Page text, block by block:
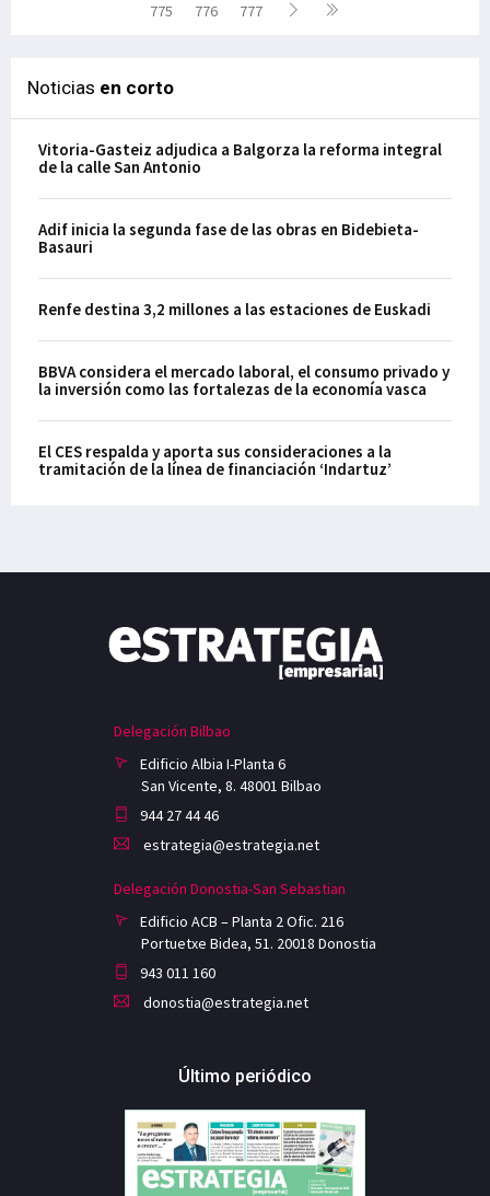
775
776 777
Noticias en corto
Vitoria-Gasteiz adjudica a Balgorza la reforma integral
de la calle San Antonio
Adif inicia la segunda fase de las obras en Bidebieta-
Basauri
Renfe destina 3,2 millones a las estaciones de Euskadi
BBVA considera el mercado laboral, el consumo privado y
la inversión como las fortalezas de la economía vasca
El CES respalda y aporta sus consideraciones a la
tramitación de la línea de financiación ‘Indartuz’
Delegación Bilbao
Edificio Albia I-Planta 6
San Vicente, 8. 48001 Bilbao
944 27 44 46
estrategia@estrategia.net
Delegación Donostia-San Sebastian
Edificio ACB – Planta 2 Ofic. 216
Portuetxe Bidea, 51. 20018 Donostia
943 011 160
donostia@estrategia.net
Último periódico